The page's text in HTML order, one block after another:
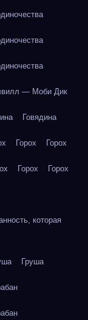
— Моби Дик
Говядина
Горох Горох
Горох Горох
которая
Груша